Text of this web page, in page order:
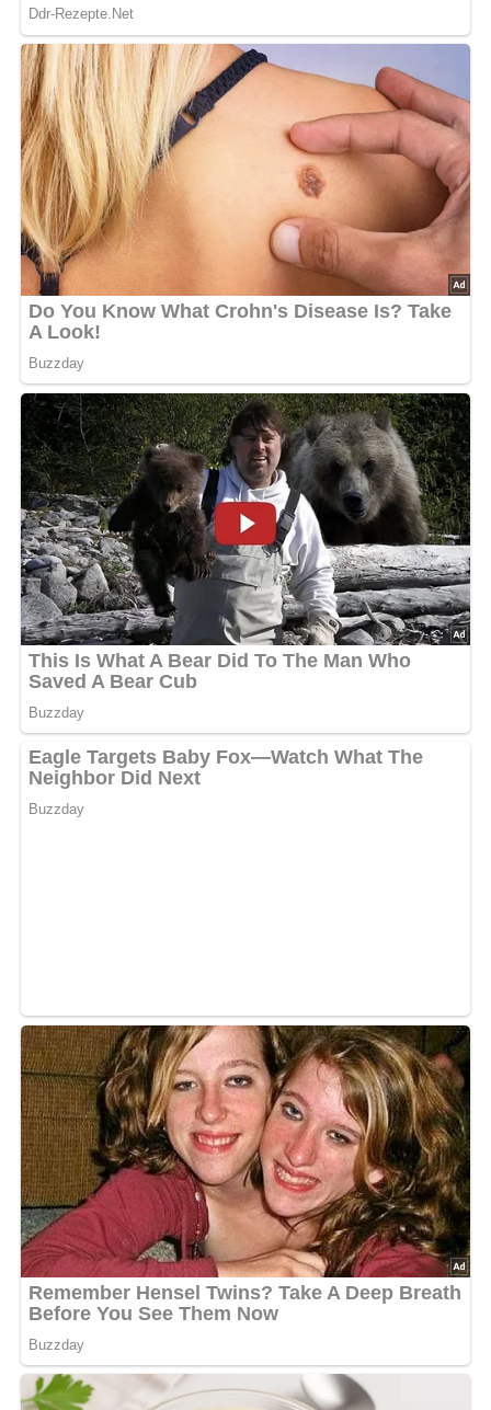
(Für 4 Personen)
Diese Zutaten brauchen wir…
400 g Kresseblätter
50 g Einmachzwiebeln
Dann hinterlasse doch bitte einen Kommentar am
Ende dieser Seite & auch eine Bewertung!
Und so wird es gemacht…
Die gewaschenen Kresseblätter mit der aus Joghurt,
Sahne, Zitronensaft, fein gehackten Einmachzwiebeln,
Salz und Pfeffer zubereiteten kalten Salatsoße
übergießen und behutsam vermischen.
Gut auskühlen lassen.
Kennst du schon unser tolles DDR-Quiz?
noch alles über die DDR?
Teste dein Wissen jetzt!